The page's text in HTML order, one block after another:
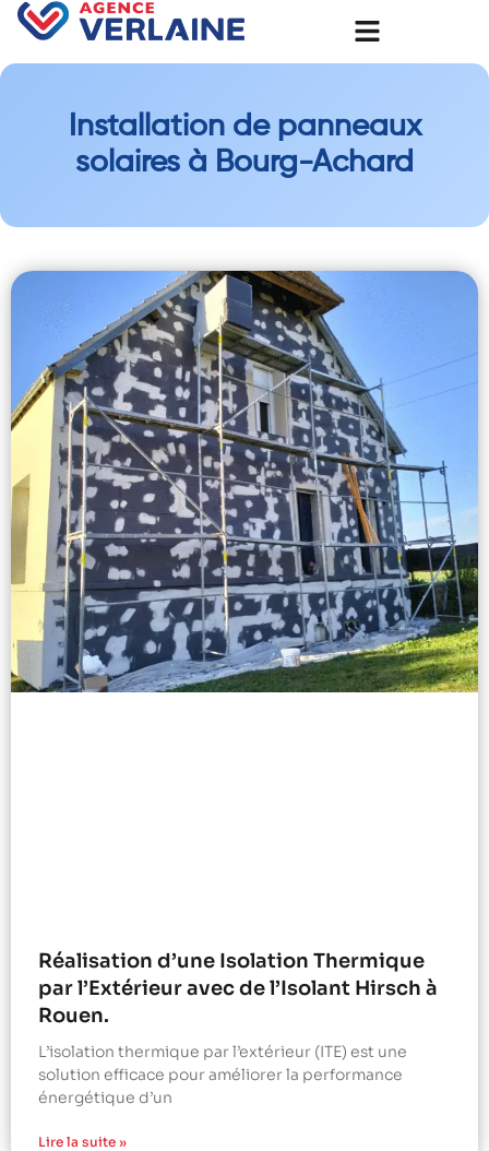
Installation de panneaux
solaires à Bourg-Achard
Réalisation d’une Isolation Thermique
par l’Extérieur avec de l’Isolant Hirsch à
Rouen.
L’isolation thermique par l’extérieur (ITE) est une
solution efficace pour améliorer la performance
énergétique d’un
Lire la suite »